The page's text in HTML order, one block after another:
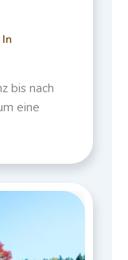
bis nach
eine